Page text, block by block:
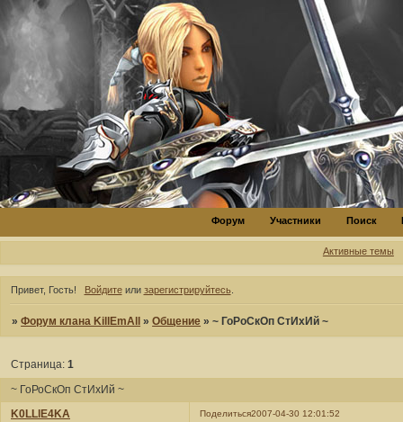
Форум Участники Поиск
Активные темы
Привет, Гость! Войдитеили зарегистрируйтесь.
»Форум клана KillEmAll »Общение »~ ГоРоСкОп СтИхИй ~
~ ГоРоСкОп СтИхИй ~
Страница:1
Поделиться2007-04-30 12:01:52
K0LLlE4KA